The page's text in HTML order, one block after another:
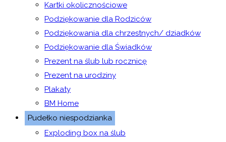
Kartki okolicznościowe
Podziękowanie dla Rodziców
Podziękowania dla chrzestnych/ dziadków
Podziękowanie dla Świadków
Prezent na ślub lub rocznicę
Prezent na urodziny
Plakaty
BM Home
Pudełko niespodzianka
Exploding box na ślub